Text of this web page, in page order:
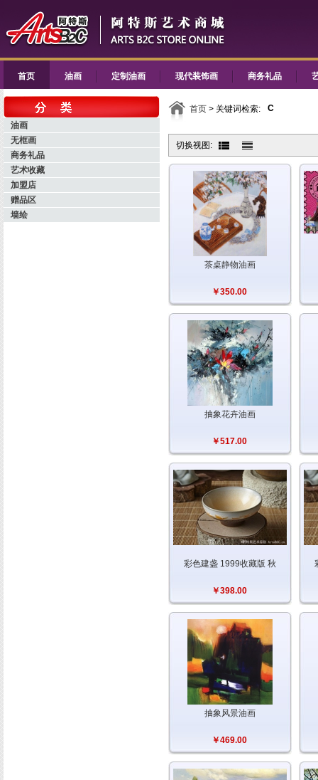
首页 油画 定制油画 现代装饰画 商务礼品
油画
无框画
商务礼品
艺术收藏
加盟店
赠品区
墙绘
首页 > 关键词检索: C
切换视图:
茶桌静物油画
￥350.00
抽象花卉油画
￥517.00
彩色建盏 1999收藏版 秋
￥398.00
抽象风景油画
￥469.00